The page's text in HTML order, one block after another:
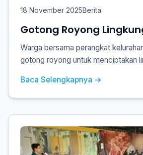
18 November 2025Berita
Gotong Royong
Warga bersama perangkat
gotong royong untuk menciptakan
Baca Selengkapnya →